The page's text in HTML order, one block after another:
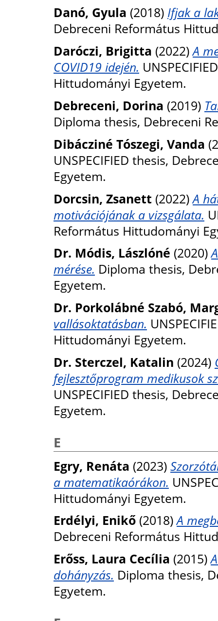
Danó, Gyula (2018) Ifjak a
Debreceni Református
Daróczi, Brigitta (2022)A
COVID19 idején.
Hittudományi Egyetem.
Debreceni, Dorina (2019)
Diploma thesis, Debreceni
Dibácziné Tószegi, Vanda
UNSPECIFIED thesis,
Egyetem.
Dorcsin, Zsanett (2022)A
motivációjának a vizsgálata.
Református Hittudományi
Dr. Módis, Lászlóné (2020)
mérése. Diploma thesis,
Egyetem.
Dr. Porkolábné Szabó,
vallásoktatásban.
Hittudományi Egyetem.
Dr. Sterczel, Katalin (2024)
fejlesztőprogram medikusok
UNSPECIFIED thesis,
Egyetem.
E
Egry, Renáta (2023)
a matematikaórákon.
Hittudományi Egyetem.
Erdélyi, Enikő (2018)A
Debreceni Református
Erőss, Laura Cecília (2015)
dohányzás. Diploma thesis,
Egyetem.